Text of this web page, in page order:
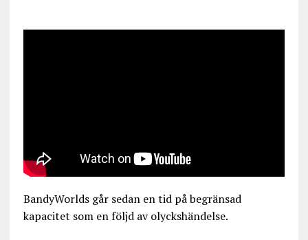
BandyWorlds går sedan en tid på begränsad
kapacitet som en följd av olyckshändelse.